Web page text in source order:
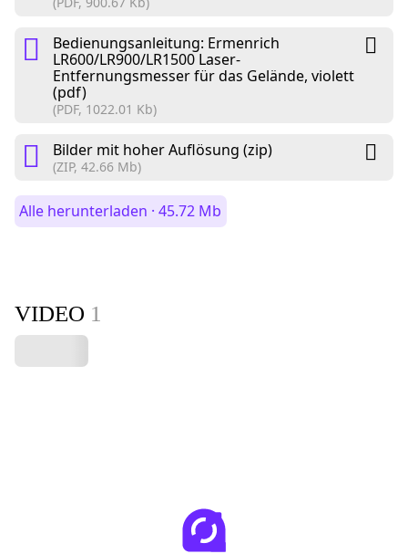
Bedienungsanleitung: Ermenrich
LR600/LR900/LR1500 Laser-
Entfernungsmesser für das Gelände, violett
(pdf)
(PDF, 1022.01 Kb)
Bilder mit hoher Auflösung (zip)
(ZIP, 42.66 Mb)
Alle herunterladen · 45.72 Mb
VIDEO 1